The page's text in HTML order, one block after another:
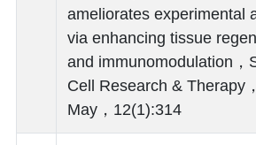
ameliorates experimental
via enhancing tissue
and immunomodulation，
Cell Research & Therapy
May，12(1):314